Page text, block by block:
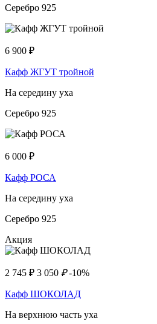
Серебро 925
6 900 ₽
Кафф ЖГУТ тройной
На середину уха
Серебро 925
6 000 ₽
Кафф РОСА
На середину уха
Серебро 925
Акция
2 745 ₽ 3 050 ₽ -10%
Кафф ШОКОЛАД
На верхнюю часть уха